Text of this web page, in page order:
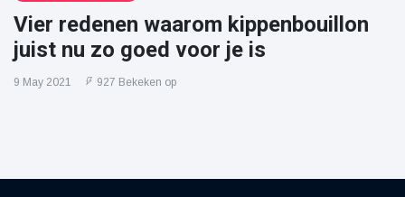
Vier redenen waarom kippenbouillon
juist nu zo goed voor je is
9 May 2021 927 Bekeken op